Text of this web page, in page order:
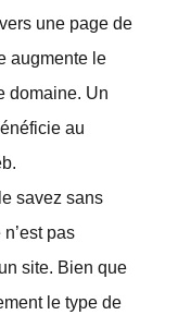
une page de
augmente le
domaine. Un
au
savez sans
pas
site. Bien que
le type de